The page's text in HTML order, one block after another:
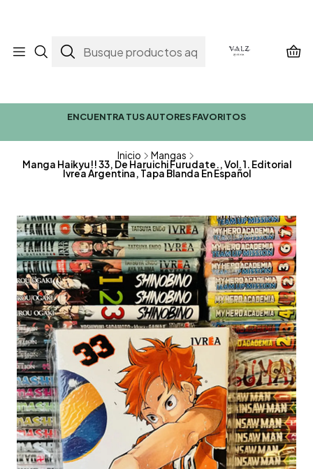
ENCUENTRA TUS AUTORES FAVORITOS
Inicio Mangas
Manga Haikyu!! 33, De Haruichi Furudate., Vol. 1. Editorial
Ivrea Argentina, Tapa Blanda En Español